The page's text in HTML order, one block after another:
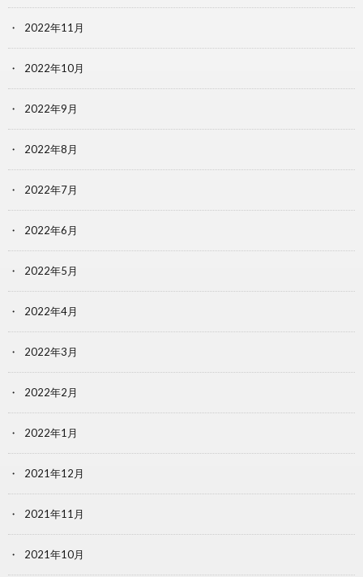
2022年11月
2022年10月
2022年9月
2022年8月
2022年7月
2022年6月
2022年5月
2022年4月
2022年3月
2022年2月
2022年1月
2021年12月
2021年11月
2021年10月